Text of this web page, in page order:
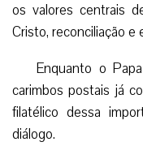
os valores centrais
Cristo, reconciliação e
Enquanto o
carimbos postais já
filatélico dessa
diálogo.